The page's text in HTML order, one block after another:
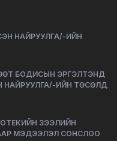
НАЙРУУЛГА/-ИЙН
БОДИСЫН ЭРГЭЛТЭНД
НАЙРУУЛГА/-ИЙН ТӨСӨЛД
ЗЭЭЛИЙН
МЭДЭЭЛЭЛ СОНСЛОО